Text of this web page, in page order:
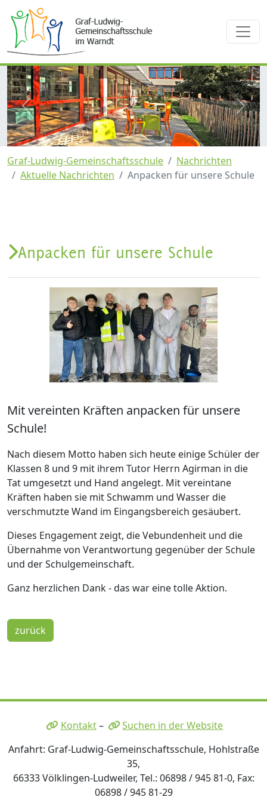
zurück
Graf-Ludwig-Gemeinschaftsschule
Nachrichten
Aktuelle Nachrichten
Anpacken für unsere Schule
Anpacken für unsere Schule
Mit vereinten Kräften anpacken für unsere
Schule!
Nach diesem Motto haben sich heute einige Schüler der
Klassen 8 und 9 mit ihrem Tutor Herrn Agirman in die
Tat umgesetzt und Hand angelegt. Mit vereintane
Kräften haben sie mit Schwamm und Wasser die
verschmutzte Wand im Eingangsbereich gesäubert.
Dieses Engagement zeigt, die Vebundenheit und die
Übernahme von Verantwortung gegenüber der Schule
und der Schulgemeinschaft.
Ganz herzlichen Dank - das war eine tolle Aktion.
zurück
Kontakt–
Suchen in der Website
Anfahrt: Graf-Ludwig-Gemeinschaftsschule, Hohlstraße
35,
66333 Völklingen-Ludweiler, Tel.: 06898 / 945 81-0, Fax:
06898 / 945 81-29